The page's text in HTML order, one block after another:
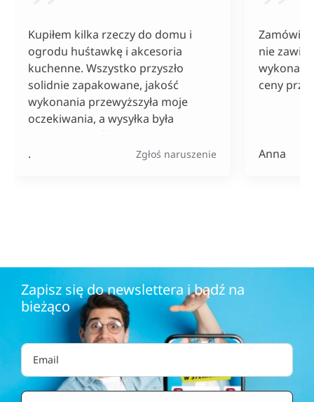
Kupiłem kilka rzeczy do domu i
ogrodu huśtawkę i akcesoria
kuchenne. Wszystko przyszło
solidnie zapakowane, jakość
wykonania przewyższyła moje
oczekiwania, a wysyłka była
naprawdę szybka. Do tego ceny
bardzo konkurencyjne, szczególnie
. Zgłoś naruszenie
nie
ceny
Anna
Zapisz się do newslettera i bądź na
bieżąco